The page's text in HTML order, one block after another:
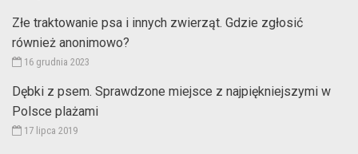
Złe traktowanie psa i innych zwierząt. Gdzie zgłosić
również anonimowo?
16 grudnia 2023
Dębki z psem. Sprawdzone miejsce z najpiękniejszymi w
Polsce plażami
17 lipca 2019